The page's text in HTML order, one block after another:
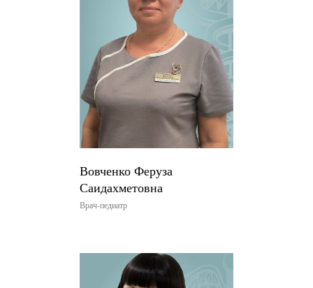
Вовченко Феруза
Саидахметовна
Врач-педиатр